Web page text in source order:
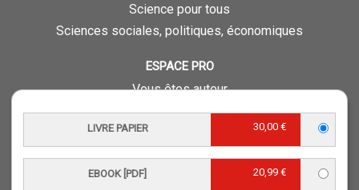
LIVRE PAPIER 30,00 €
EBOOK [PDF] 20,99 €
Science pour tous
Sciences sociales, politiques, économiques
ESPACE PRO
Vous êtes auteur
Vous êtes journaliste
Vous êtes libraire
Foreign rights